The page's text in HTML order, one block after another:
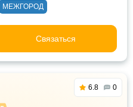
МЕЖГОРОД
Связаться
6.8 0